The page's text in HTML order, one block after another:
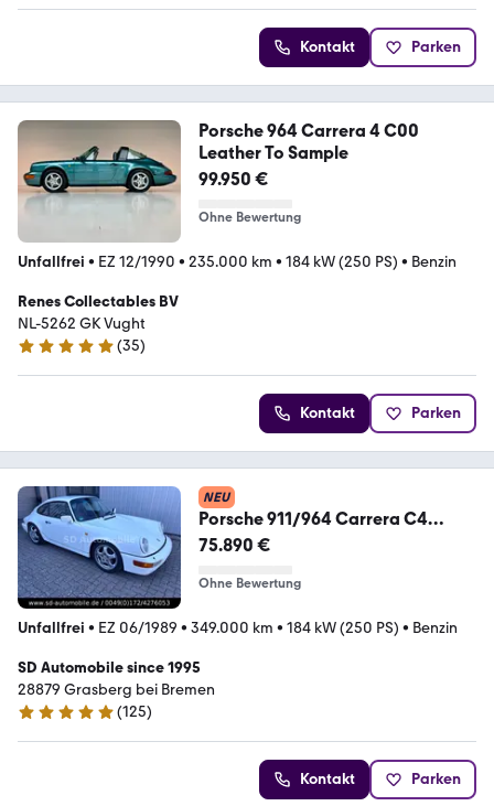
Kontakt Parken
Porsche 964 Carrera 4 C00
Leather To Sample
99.950 €
Ohne Bewertung
Unfallfrei • EZ 12/1990 • 235.000 km • 184 kW (250 PS) • Benzin
Renes Collectables BV
NL-5262 GK Vught
5 Sterne
(35)
Kontakt Parken
NEU
Porsche 911/964 Carrera C4
Coupe -2.HAND-SCHECKHEFT-
75.890 €
Ohne Bewertung
Unfallfrei • EZ 06/1989 • 349.000 km • 184 kW (250 PS) • Benzin
SD Automobile since 1995
28879 Grasberg bei Bremen
4.9 Sterne
(125)
Kontakt Parken